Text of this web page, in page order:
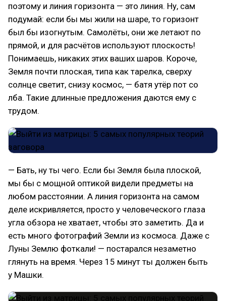
поэтому и линия горизонта — это линия. Ну, сам
подумай: если бы мы жили на шаре, то горизонт
был бы изогнутым. Самолёты, они же летают по
прямой, и для расчётов используют плоскость!
Понимаешь, никаких этих ваших шаров. Короче,
Земля почти плоская, типа как тарелка, сверху
солнце светит, снизу космос, — батя утёр пот со
лба. Такие длинные предложения даются ему с
трудом.
— Бать, ну ты чего. Если бы Земля была плоской,
мы бы с мощной оптикой видели предметы на
любом расстоянии. А линия горизонта на самом
деле искривляется, просто у человеческого глаза
угла обзора не хватает, чтобы это заметить. Да и
есть много фотографий Земли из космоса. Даже с
Луны Землю фоткали! — постарался незаметно
глянуть на время. Через 15 минут ты должен быть
у Машки.